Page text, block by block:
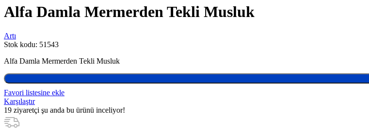
Alfa Damla Mermerden Tekli Musluk
Artı
Stok kodu: 51543
Alfa Damla Mermerden Tekli Musluk
Favori listesine ekle
Karşılaştır
19 ziyaretçi şu anda bu ürünü inceliyor!